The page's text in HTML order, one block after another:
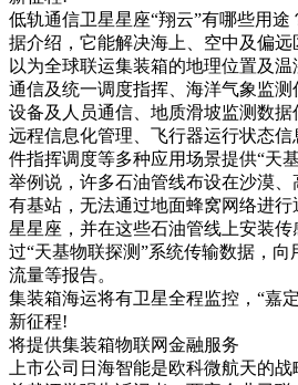
低轨通信卫星星座“翔云”有哪些用途
据介绍，它能解决海上、空中及偏
以为全球联运集装箱的地理位置及
通信及统一调度指挥、海洋气象监
设备及人员通信、地质滑坡监测数
远程信息化管理、飞行器运行状态
件指挥调度等多种应用场景提供“天
举例说，许多石油管线布设在沙漠
有基站，无法通过地面蜂窝网络进行
星星座，并在这些石油管线上安装
过“天基物联探测”系统传输数据，向
流量等报告。
集装箱海运将有卫星全程监控，“嘉
新征程!
将提供集装箱物联网金融服务
上市公司日海智能是欧科微航天的